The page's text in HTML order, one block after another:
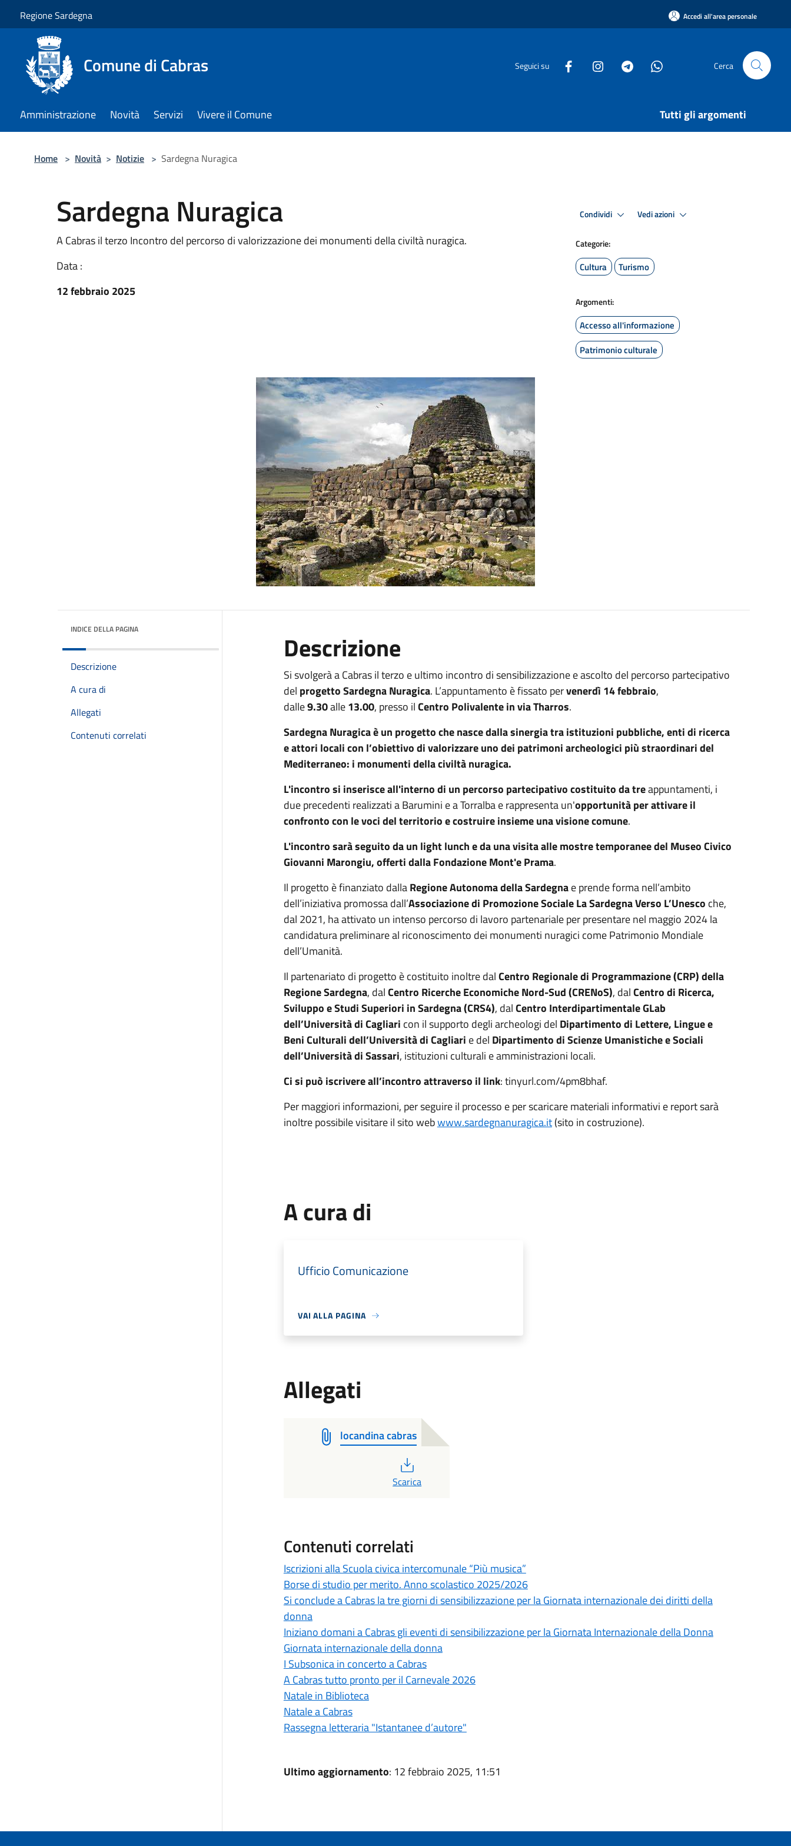
Regione Sardegna Accedi all'area personale
Comune di Cabras Seguici su Cerca
Amministrazione Novità Servizi Vivere il Comune Tutti gli argomenti
Home > Novità > Notizie > Sardegna Nuragica
Sardegna Nuragica
A Cabras il terzo Incontro del percorso di valorizzazione dei monumenti della civiltà nuragica.
Data :
12 febbraio 2025
Condividi Vedi azioni
Categorie:
Cultura Turismo
Argomenti:
Accesso all'informazione
Patrimonio culturale
INDICE DELLA PAGINA
Descrizione
A cura di
Allegati
Contenuti correlati
Descrizione
Si svolgerà a Cabras il terzo e ultimo incontro di sensibilizzazione e ascolto del percorso partecipativo
del progetto SardegnaNuragica. L’appuntamento è fissato pervenerdì 14 febbraio,
dalle9.30alle13.00, presso ilCentro Polivalente in via Tharros.
Sardegna Nuragica è un progetto che nasce dalla sinergia tra istituzioni pubbliche, enti di ricerca
e attori locali con l’obiettivo divalorizzare uno dei patrimoni archeologici più straordinari del
Mediterraneo: i monumenti della civiltà nuragica.
L'incontro si inserisce all'interno di un percorso partecipativo costituito da treappuntamenti, i
due precedenti realizzati a Barumini e a Torralba e rappresenta un'opportunità per attivare il
confronto con le voci del territorio e costruire insieme una visione comune.
L'incontro sarà seguito da un light lunch e da una visita alle mostre temporanee del Museo Civico
Giovanni Marongiu, offerti dalla Fondazione Mont'e Prama.
Il progetto è finanziato dallaRegione Autonoma della Sardegnae prende forma nell’ambito
dell’iniziativa promossa dall’Associazione di Promozione Sociale La Sardegna Verso L’Unesco che,
dal 2021, ha attivato un intenso percorso di lavoro partenariale per presentare nel maggio 2024 la
candidatura preliminare al riconoscimento dei monumenti nuragici come Patrimonio Mondiale
dell’Umanità.
Il partenariato di progetto è costituito inoltre dalCentro Regionale di Programmazione(CRP) della
Regione Sardegna, dalCentro Ricerche Economiche Nord-Sud (CRENoS), dalCentro di Ricerca,
Sviluppo e Studi Superiori in Sardegna (CRS4), dalCentro Interdipartimentale GLab
dell’Università di Cagliari con il supporto degli archeologi del Dipartimento di Lettere, Lingue e
Beni Culturali dell’Università di Cagliari e del Dipartimento di Scienze Umanistiche e Sociali
dell’Università di Sassari, istituzioni culturali e amministrazioni locali.
Ci si può iscrivere all’incontro attraverso il link: tinyurl.com/4pm8bhaf.
Per maggiori informazioni, per seguire il processo e per scaricare materiali informativi e report sarà
inoltre possibile visitare il sito webwww.sardegnanuragica.it(sito in costruzione).
A cura di
Ufficio Comunicazione
VAI ALLA PAGINA
Allegati
locandina cabras
Scarica
Contenuti correlati
Iscrizioni alla Scuola civica intercomunale “Più musica”
Borse di studio per merito. Anno scolastico 2025/2026
Si conclude a Cabras la tre giorni di sensibilizzazione per la Giornata internazionale dei diritti della
donna
Iniziano domani a Cabras gli eventi di sensibilizzazione per la Giornata Internazionale della Donna
Giornata internazionale della donna
I Subsonica in concerto a Cabras
A Cabras tutto pronto per il Carnevale 2026
Natale in Biblioteca
Natale a Cabras
Rassegna letteraria "Istantanee d’autore"
Ultimo aggiornamento: 12 febbraio 2025, 11:51